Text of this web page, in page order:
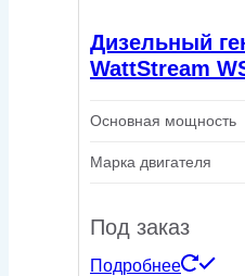
Дизельный
WattStream
Основная мощность
Марка двигателя
Под заказ
Подробнее